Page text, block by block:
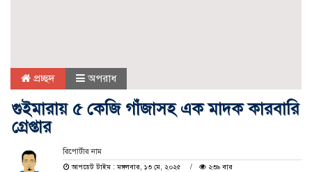
প্রচ্ছদ অপরাধ
গুইমারায় ৫ কেজি গাঁজাসহ এক মাদক কারবারি
গ্রেপ্তার
রিপোর্টার নাম
আপডেট টাইম : মঙ্গলবার, ১৩ মে, ২০২৫
২৩৯ বার